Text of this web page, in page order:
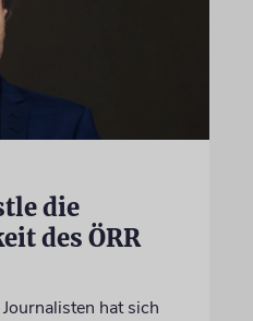
die
des ÖRR
hat sich